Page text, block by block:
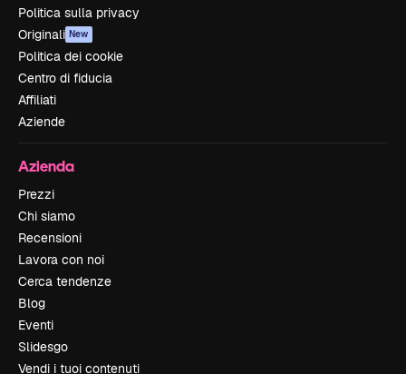
Politica sulla privacy
Originali New
Politica dei cookie
Centro di fiducia
Affiliati
Aziende
Azienda
Prezzi
Chi siamo
Recensioni
Lavora con noi
Cerca tendenze
Blog
Eventi
Slidesgo
Vendi i tuoi contenuti